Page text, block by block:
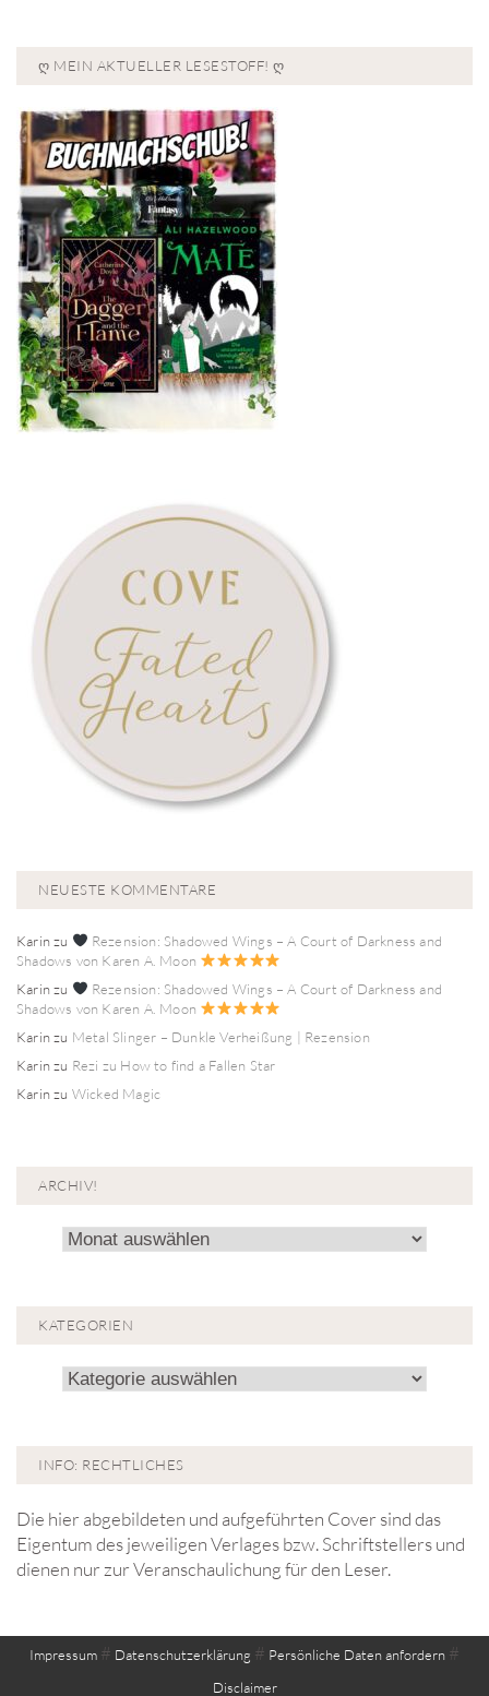
Ღ MEIN AKTUELLER LESESTOFF! Ღ
NEUESTE KOMMENTARE
Karinzu
Rezension: Shadowed Wings – A Court of Darkness and
Shadows von Karen A. Moon
Karinzu
Rezension: Shadowed Wings – A Court of Darkness and
Shadows von Karen A. Moon
Karinzu Metal Slinger – Dunkle Verheißung | Rezension
Karinzu Rezi zu How to find a Fallen Star
Karinzu Wicked Magic
ARCHIV!
Archiv!
KATEGORIEN
Kategorien
INFO: RECHTLICHES
Die hier abgebildeten und aufgeführten Cover sind das
Eigentum des jeweiligen Verlages bzw. Schriftstellers und
dienen nur zur Veranschaulichung für den Leser.
Impressum # Datenschutzerklärung # Persönliche Daten anfordern #
Disclaimer